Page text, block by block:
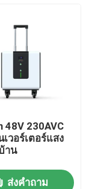
48V 230AVC
วอร์เตอร์แสง
าน
ส่งคำถาม